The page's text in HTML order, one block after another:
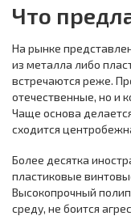
Что
На рынке
из металла либо
встречаются реже.
отечественные, но и
Чаще основа
сходится
Более десятка
пластиковые
Высокопрочный
среду, не боится